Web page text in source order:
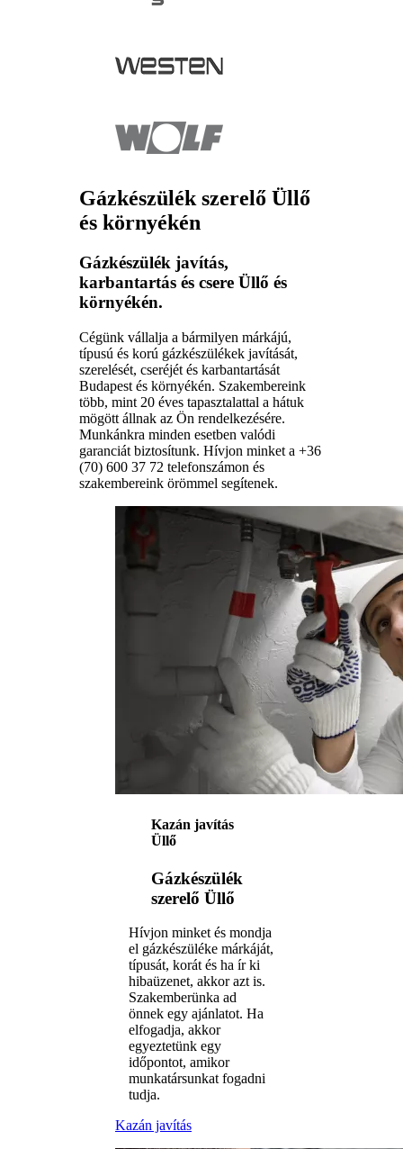
Gázkészülék szerelő Üllő
és környékén
Gázkészülék javítás,
karbantartás és csere Üllő és
környékén.
Cégünk vállalja a bármilyen márkájú,
típusú és korú gázkészülékek javítását,
szerelését, cseréjét és karbantartását
Budapest és környékén. Szakembereink
több, mint 20 éves tapasztalattal a hátuk
mögött állnak az Ön rendelkezésére.
Munkánkra minden esetben valódi
garanciát biztosítunk. Hívjon minket a +36
(70) 600 37 72 telefonszámon és
szakembereink örömmel segítenek.
Kazán javítás
Üllő
Gázkészülék
szerelő Üllő
Hívjon minket és mondja
el gázkészüléke márkáját,
típusát, korát és ha ír ki
hibaüzenet, akkor azt is.
Szakemberünka ad
önnek egy ajánlatot. Ha
elfogadja, akkor
egyeztetünk egy
időpontot, amikor
munkatársunkat fogadni
tudja.
Kazán javítás